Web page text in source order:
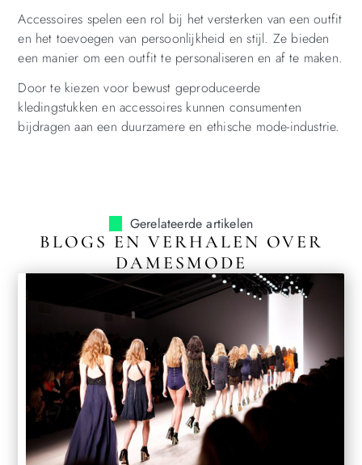
Accessoires spelen een rol bij het versterken van een outfit
en het toevoegen van persoonlijkheid en stijl. Ze bieden
een manier om een outfit te personaliseren en af te maken.
Door te kiezen voor bewust geproduceerde
kledingstukken en accessoires kunnen consumenten
bijdragen aan een duurzamere en ethische mode-industrie.
Gerelateerde artikelen
BLOGS EN VERHALEN OVER
DAMESMODE